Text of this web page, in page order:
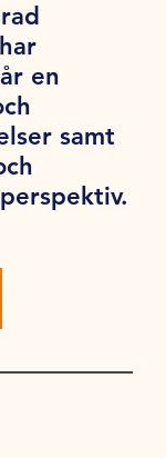
en
samt